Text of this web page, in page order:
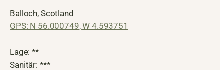
Balloch, Scotland
GPS: N 56.000749, W 4.593751
Lage: **
Sanitär: ***